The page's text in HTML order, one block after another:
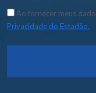
Ao fornecer meus
Privacidade do Estadão.